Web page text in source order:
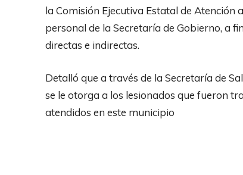
la Comisión Ejecutiva Estatal de Atención
personal de la Secretaría de Gobierno, a
directas e indirectas.
Detalló que a través de la Secretaría de
se le otorga a los lesionados que fueron
atendidos en este municipio